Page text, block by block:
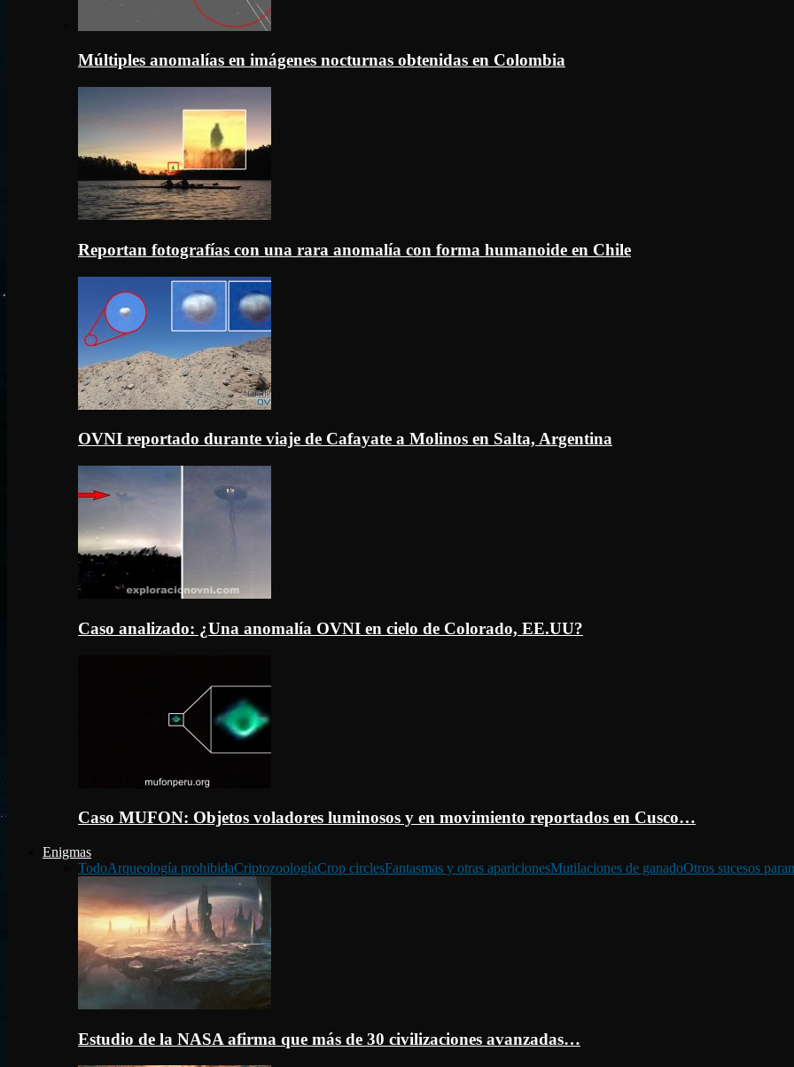
Múltiples anomalías en imágenes nocturnas obtenidas en Colombia
Reportan fotografías con una rara anomalía con forma humanoide en Chile
OVNI reportado durante viaje de Cafayate a Molinos en Salta, Argentina
Caso analizado: ¿Una anomalía OVNI en cielo de Colorado, EE.UU?
Caso MUFON: Objetos voladores luminosos y en movimiento reportados en Cusco…
Enigmas
TodoArqueología prohibidaCriptozoologíaCrop circlesFantasmas y otras aparicionesMutilaciones de ganadoOtros sucesos
Estudio de la NASA afirma que más de 30 civilizaciones avanzadas…